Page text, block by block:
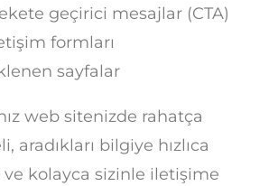
geçirici mesajlar (CTA)
formları
sayfalar
web sitenizde rahatça
aradıkları bilgiye hızlıca
kolayca sizinle iletişime